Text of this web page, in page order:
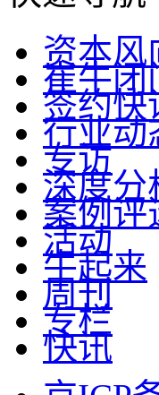
资本风
崔牛闭
签约快
行业动
专访
深度分
案例评
活动
牛起来
周刊
专栏
快讯